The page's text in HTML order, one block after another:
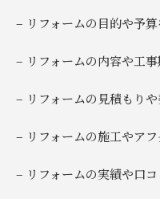
– リフォームの目的や予
– リフォームの内容や工
– リフォームの見積もり
– リフォームの施工やア
– リフォームの実績や口